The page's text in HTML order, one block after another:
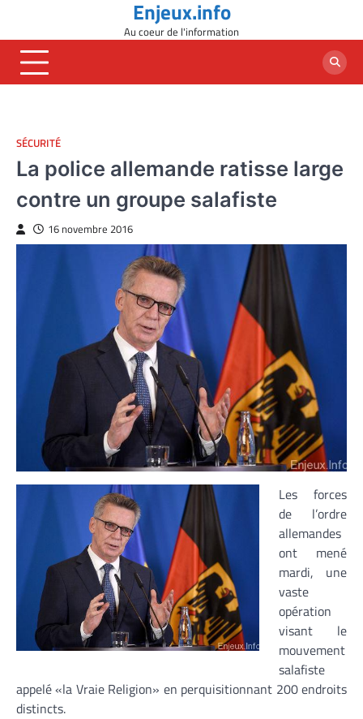
content
Enjeux.info
Au coeur de l'information
SÉCURITÉ
La police allemande ratisse large
contre un groupe salafiste
16 novembre 2016
Les forces
de l’ordre
allemandes
ont mené
mardi, une
vaste
opération
visant le
mouvement
salafiste
appelé «la Vraie Religion» en perquisitionnant 200 endroits
distincts.